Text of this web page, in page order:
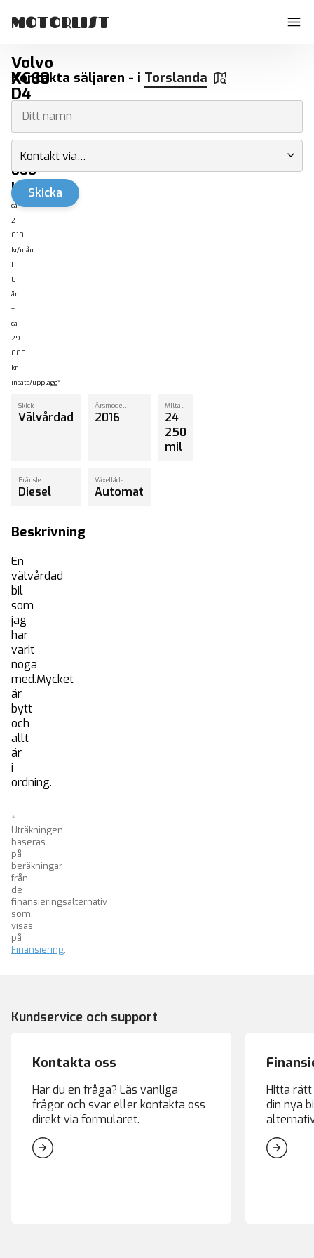
MOTORLIST
Volvo
XC60
D4
AWD
Geartronic
- Begagnade bilar Torslanda
145
000
kr
ca
2
010
kr/mån
i
8
år
+
ca
29
000
kr
insats/upplägg*
Skick
Välvårdad
Årsmodell
2016
Miltal
24
250
mil
Bränsle
Diesel
Växellåda
Automat
Beskrivning
En
välvårdad
bil
som
jag
har
varit
noga
med.Mycket
är
bytt
och
allt
är
i
ordning.
*
Uträkningen
baseras
på
beräkningar
från
de
finansieringsalternativ
som
visas
på
Finansiering.
Kontakta säljaren - i Torslanda
Kontakt via…
Skicka
Kundservice och support
Kontakta oss
Har du en fråga? Läs vanliga
frågor och svar eller kontakta oss
direkt via formuläret.
Hitta
din nya